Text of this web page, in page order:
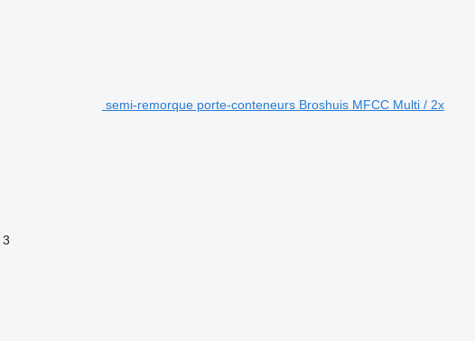
semi-remorque porte-conteneurs Broshuis MFCC Multi / 2x
3